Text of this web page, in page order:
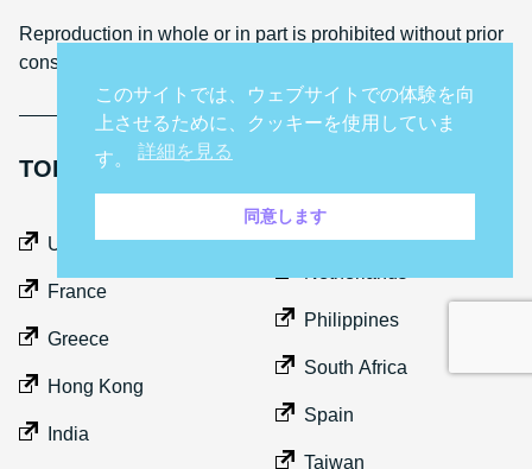
Reproduction in whole or in part is prohibited without prior
consent
TOP GEAR INTERNATIONAL SITES
UK
France
Greece
Hong Kong
India
Middle East
Philippines
South Africa
Spain
Taiwan
このサイトでは、ウェブサイトでの体験を向
上させるために、クッキーを使用していま
す。 詳細を見る
同意します